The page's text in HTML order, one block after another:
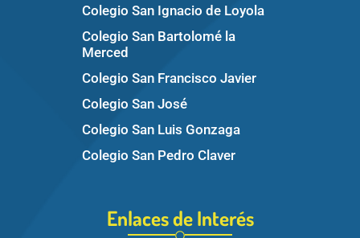
Colegio San Ignacio de Loyola
Colegio San Bartolomé la
Merced
Colegio San Francisco Javier
Colegio San José
Colegio San Luis Gonzaga
Colegio San Pedro Claver
Enlaces de Interés